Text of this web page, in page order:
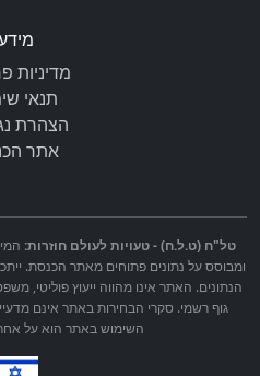
מדיניות
תנאי
הצהרת
אתר
טל"ח (ט.ל.ח) - טעויות לעולם חוזרות:
ומבוסס על נתונים פתוחים מאתר הכנסת.
הנתונים. האתר אינו מהווה ייעוץ פוליטי,
גוף רשמי. סקרי הבחירות באתר אינם
השימוש באתר הוא על